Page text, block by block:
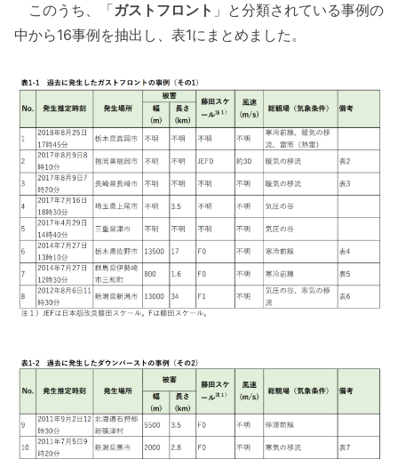
このうち、「ガストフロント 」と分類されている事例の
中から16事例を抽出し、表1にまとめました。